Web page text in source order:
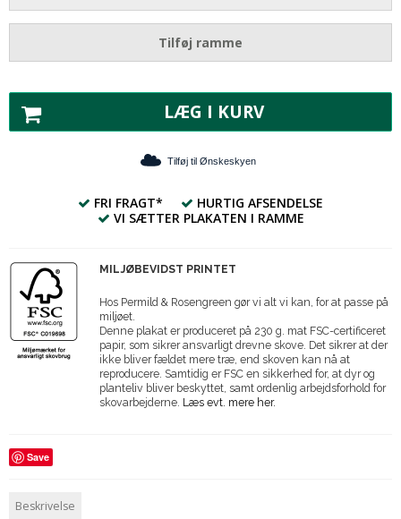
Tilføj ramme
LÆG I KURV
Tilføj til Ønskeskyen
FRI FRAGT*
HURTIG AFSENDELSE
VI SÆTTER PLAKATEN I RAMME
MILJØBEVIDST PRINTET
Hos Permild & Rosengreen gør vi alt vi kan, for at passe på
miljøet.
Denne plakat er produceret på 230 g. mat FSC-certificeret
papir, som sikrer ansvarligt drevne skove. Det sikrer at der
ikke bliver fældet mere træ, end skoven kan nå at
reproducere. Samtidig er FSC en sikkerhed for, at dyr og
planteliv bliver beskyttet, samt ordenlig arbejdsforhold for
skovarbejderne. Læs evt. mere her.
Save
Beskrivelse